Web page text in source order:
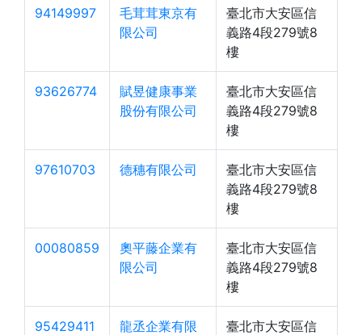
94149997
毛茸茸東京有
限公司
臺北市大安區信
義路4段279號8
樓
93626774
賦昱健康事業
股份有限公司
臺北市大安區信
義路4段279號8
樓
97610703 德穗有限公司
臺北市大安區信
義路4段279號8
樓
00080859
奧平藤企業有
限公司
臺北市大安區信
義路4段279號8
樓
95429411
龍丞企業有限
臺北市大安區信